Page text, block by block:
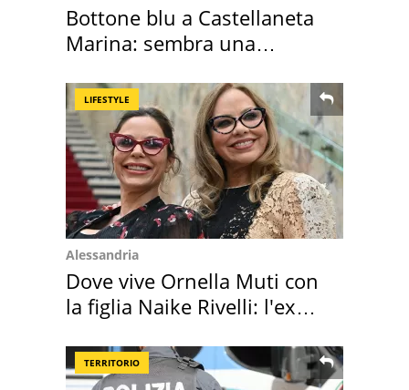
Bottone blu a Castellaneta
Marina: sembra una
LIFESTYLE
Alessandria
Dove vive Ornella Muti con
la figlia Naike Rivelli: l'ex
TERRITORIO